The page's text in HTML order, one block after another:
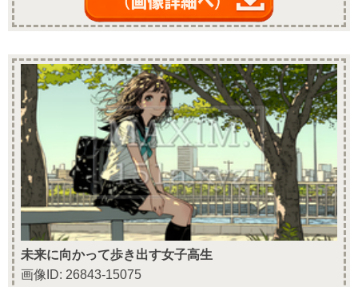
未来に向かって歩き出す女子高生
画像ID: 26843-15075